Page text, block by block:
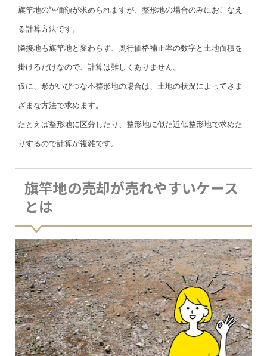
旗竿地の評価額が求められますが、整形地の場合のみにおこなえ
る計算方法です。
隣接地も旗竿地と変わらず、奥行価格補正率の数字と土地面積を
掛けるだけなので、計算は難しくありません。
仮に、形がいびつな不整形地の場合は、土地の状況によってさま
ざまな方法で求めます。
たとえば整形地に区分したり、整形地に似た近似整形地で求めた
りするので計算が複雑です。
旗竿地の売却が売れやすいケース
とは